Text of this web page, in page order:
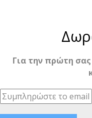
Για την πρώτη